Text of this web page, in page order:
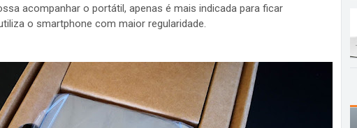
acompanhar o portátil, apenas é mais indicada para ficar
o smartphone com maior regularidade.